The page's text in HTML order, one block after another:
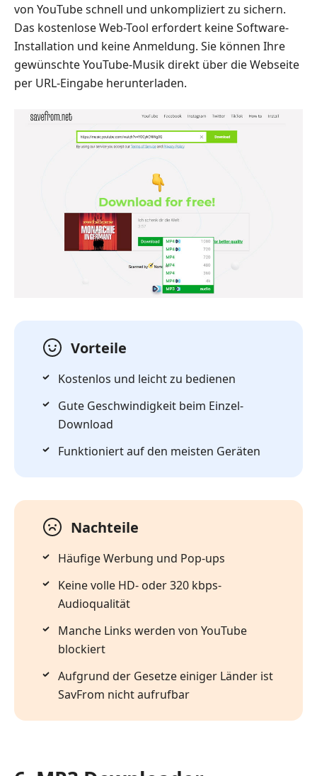
von YouTube schnell und unkompliziert zu sichern.
Das kostenlose Web-Tool erfordert keine Software-
Installation und keine Anmeldung. Sie können Ihre
gewünschte YouTube-Musik direkt über die Webseite
per URL-Eingabe herunterladen.
Vorteile
Kostenlos und leicht zu bedienen
Gute Geschwindigkeit beim Einzel-
Download
Funktioniert auf den meisten Geräten
Nachteile
Häufige Werbung und Pop-ups
Keine volle HD- oder 320 kbps-
Audioqualität
Manche Links werden von YouTube
blockiert
Aufgrund der Gesetze einiger Länder ist
SavFrom nicht aufrufbar